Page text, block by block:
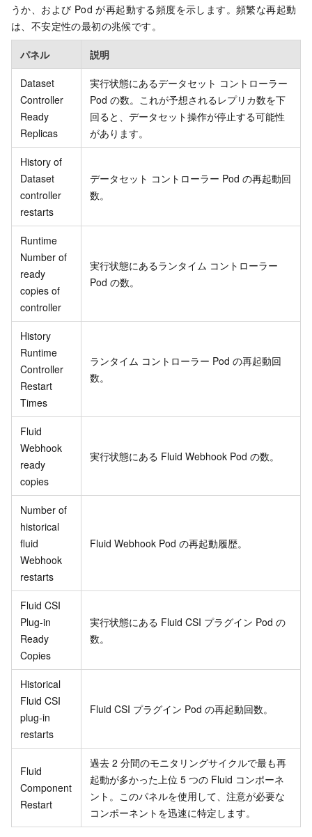
うか、および Pod が再起動する頻度を示します。頻繁な再起動
は、不安定性の最初の兆候です。
パネル 説明
Dataset
Controller
Ready
Replicas
実行状態にあるデータセット コントローラー
Pod の数。これが予想されるレプリカ数を下
回ると、データセット操作が停止する可能性
があります。
History of
Dataset
controller
restarts
データセット コントローラー Pod の再起動回
数。
Runtime
Number of
ready
copies of
controller
実行状態にあるランタイム コントローラー
Pod の数。
History
Runtime
Controller
Restart
Times
ランタイム コントローラー Pod の再起動回
数。
Fluid
Webhook
ready
copies
実行状態にある Fluid Webhook Pod の数。
Number of
historical
fluid
Webhook
restarts
Fluid Webhook Pod の再起動履歴。
Fluid CSI
Plug-in
Ready
Copies
実行状態にある Fluid CSI プラグイン Pod の
数。
Historical
Fluid CSI
plug-in
restarts
Fluid CSI プラグイン Pod の再起動回数。
Fluid
Component
Restart
過去 2 分間のモニタリングサイクルで最も再
起動が多かった上位 5 つの Fluid コンポーネ
ント。このパネルを使用して、注意が必要な
コンポーネントを迅速に特定します。